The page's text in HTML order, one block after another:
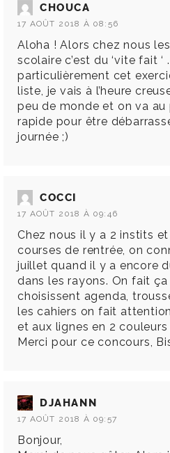
CHOUCA
17 AOÛT 2018 À 08:56
Aloha ! Alors chez nous
scolaire c’est du ‘vite fait ‘
particulièrement cet
liste, je vais à l’heure
peu de monde et on va
rapide pour être
journée ;)
COCCI
17 AOÛT 2018 À 09:46
Chez nous il y a 2 instits
courses de rentrée, on
juillet quand il y a encore
dans les rayons. On fait
choisissent agenda,
les cahiers on fait
et aux lignes en 2
Merci pour ce concours,
DJAHANN
17 AOÛT 2018 À 09:57
Bonjour,